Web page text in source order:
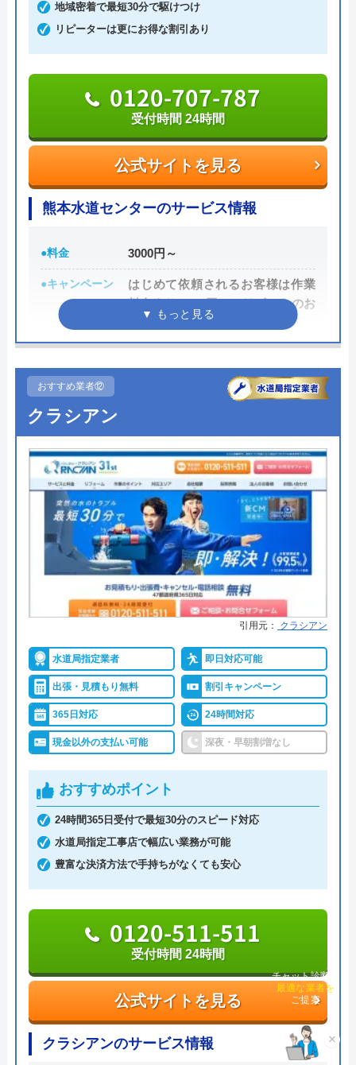
公式サイトを見る
0120-742-190
地域密着で最短30分で駆けつけ
リピーターは更にお得な割引あり
公式サイトを見る
0120-707-787
受付時間 24時間
熊本水道センターのサービス情報
●料金 3000円～
●キャンペーン
はじめて依頼されるお客様は作業
料金より2,000円OFFリピートのお
客様は作業料金より3,000円OFF
●受付時間
●定休日
●出張見積もり 出張見積もり無料
●支払い方法
現金、クレジットカード、電子マ
ネー
●累計実績 ―
●保証・保険 ―
詳細は公式HPでご確認ください
2014年に設立された地元密着型の工事店です。熊本
県内ほぼ全域でサービスを展開しており、最短30分
で自宅まで到着してくれます。もちろん24時間365
日対応です。
トイレトラブルの場合、修理代は3,000円から対応可
能です。出張費はもちろん、見積料も基本無料です
が、一部地域で交通費が別途必要です。
設立から7年の若い企業ですが、年末の忙しい時期
にもかかわらず迅速に対応してくれたと評価されて
います。
公式サイトを見る
0120-707-787
受付時間 24時間
おすすめ業者⑫
クラシアン
引用元： クラシアン
水道局指定業者 即日対応可能
出張・見積もり無料 割引キャンペーン
365日対応 24時間対応
現金以外の支払い可能 深夜・早朝割増なし
おすすめポイント
24時間365日受付で最短30分のスピード対応
水道局指定工事店で幅広い業務が可能
豊富な決済方法で手持ちがなくても安心
公式サイトを見る
0120-511-511
受付時間 24時間
クラシアンのサービス情報
チャット診断で
最適な業者を
ご提案